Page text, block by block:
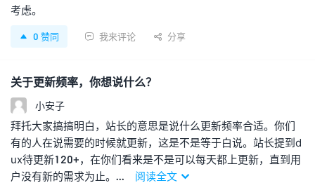
考虑。
 0 赞同  我来评论  分享
关于更新频率，你想说什么？
小安子
拜托大家搞搞明白，站长的意思是说什么更新频率合适。你们
有的人在说需要的时候就更新，这是不是等于白说。站长提到d
ux待更新120+，在你们看来是不是可以每天都上更新，直到用
户没有新的需求为止。...
阅读全文 